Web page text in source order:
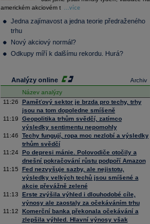
Composite
36 128,57 -0,05
Tecdax
Performance
index
4 000,99
americkém akciovém t
...více
Jedna zajímavost a jedna teorie předraženého
trhu
Nový akciový normál?
Odkupy míří k dalšímu rekordu. Hurá?
Archiv
Analýzy online
Název analýzy
11:26
Paměťový sektor je brzda pro techy, trhy
jsou na tom dopoledne smíšeně
11:19
Geopolitika trhům svědčí, zatímco
výsledky sentimentu nepomohly
11:46
Techy fungují, ropa moc nezlobí a výsledky
trhům svědčí
11:24
Po depresi mánie. Polovodiče otočily a
dnešní pokračování růstu podpoří Amazon
11:15
Fed nezvyšuje sazby, ale nejistotu,
výsledky velkých techů jsou smíšené a
akcie převážně zelené
11:13
Erste zvýšila výhled i dlouhodobé cíle,
výnosy ale zaostaly za očekáváním trhu
11:12
Komerční banka překonala očekávání a
zlepšila výhled. Hlavní výnosy však